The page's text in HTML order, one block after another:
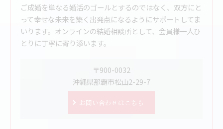
ご成婚を単なる婚活のゴールとするのではなく、双方にと
って幸せな未来を築く出発点になるようにサポートしてま
いります。オンラインの結婚相談所として、会員様一人ひ
とりに丁寧に寄り添います。
〒900-0032
沖縄県那覇市松山2-29-7
お問い合わせはこちら